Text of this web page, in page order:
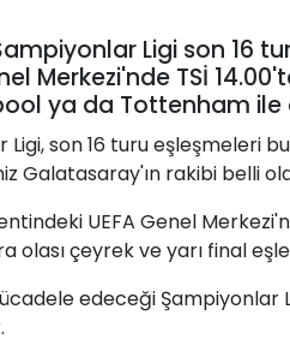
Ligi son 16
Merkezi'nde TSİ
ya da Tottenham
Ligi, son 16 turu eşleşmeleri
Galatasaray'ın rakibi belli
UEFA Genel
olası çeyrek ve yarı final
edeceği Şampiyonlar